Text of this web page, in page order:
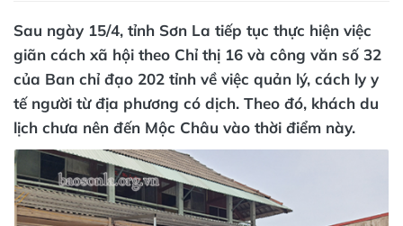
Sau ngày 15/4, tỉnh Sơn La tiếp tục thực hiện việc
giãn cách xã hội theo Chỉ thị 16 và công văn số 32
của Ban chỉ đạo 202 tỉnh về việc quản lý, cách ly y
tế người từ địa phương có dịch. Theo đó, khách du
lịch chưa nên đến Mộc Châu vào thời điểm này.